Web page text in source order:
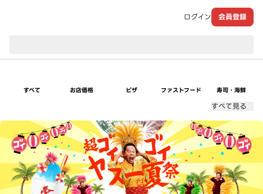
ログイン 会員登録
すべて お店価格 ピザ ファストフード 寿司・海鮮
すべて見る
超ゴイゴイヤスー夏祭